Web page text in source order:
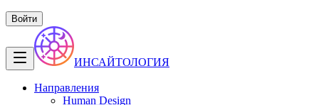
Войти
ИНСАЙТОЛОГИЯ
Направления
Human Design